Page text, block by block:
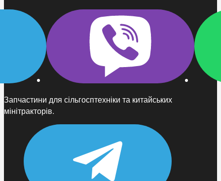
Запчастини для сільгосптехніки та китайських
мінітракторів.